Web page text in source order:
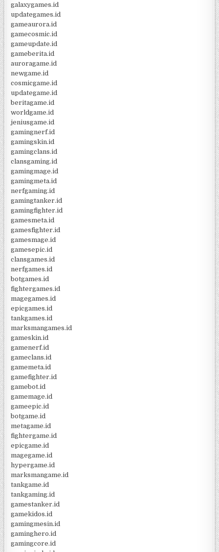
galaxygames.id
updategames.id
gameaurora.id
gamecosmic.id
gameupdate.id
gameberita.id
auroragame.id
newgame.id
cosmicgame.id
updategame.id
beritagame.id
worldgame.id
jeniusgame.id
gamingnerf.id
gamingskin.id
gamingclans.id
clansgaming.id
gamingmage.id
gamingmeta.id
nerfgaming.id
gamingtanker.id
gamingfighter.id
gamesmeta.id
gamesfighter.id
gamesmage.id
gamesepic.id
clansgames.id
nerfgames.id
botgames.id
fightergames.id
magegames.id
epicgames.id
tankgames.id
marksmangames.id
gameskin.id
gamenerf.id
gameclans.id
gamemeta.id
gamefighter.id
gamebot.id
gamemage.id
gameepic.id
botgame.id
metagame.id
fightergame.id
epicgame.id
magegame.id
hypergame.id
marksmangame.id
tankgame.id
tankgaming.id
gamestanker.id
gamekidos.id
gamingmesin.id
gaminghero.id
gamingcore.id